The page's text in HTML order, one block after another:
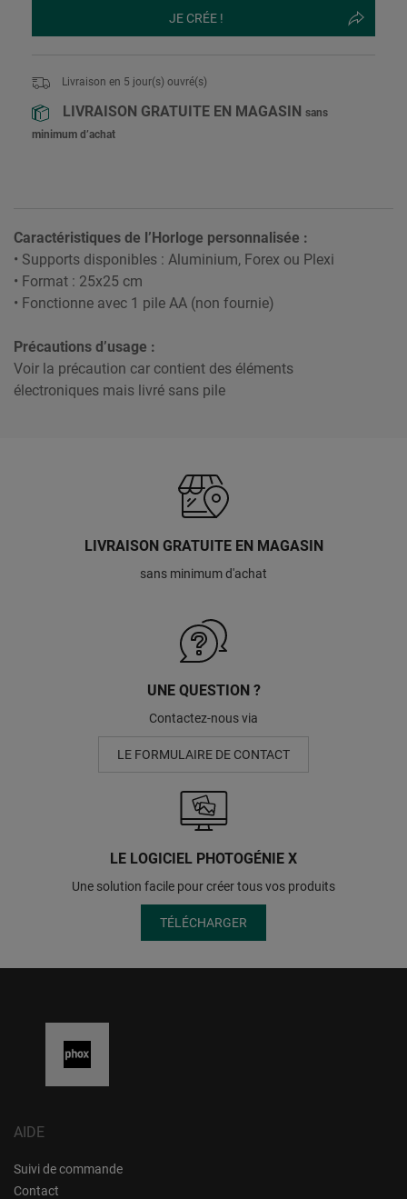
JE CRÉE !
Livraison en 5 jour(s) ouvré(s)
LIVRAISON GRATUITE EN MAGASIN sans
minimum d’achat
Caractéristiques de l’Horloge personnalisée :
• Supports disponibles : Aluminium, Forex ou Plexi
• Format : 25x25 cm
• Fonctionne avec 1 pile AA (non fournie)
Précautions d’usage :
Voir la précaution car contient des éléments
électroniques mais livré sans pile
LIVRAISON GRATUITE EN MAGASIN
sans minimum d'achat
UNE QUESTION ?
Contactez-nous via
LE FORMULAIRE DE CONTACT
LE LOGICIEL PHOTOGÉNIE X
Une solution facile pour créer tous vos produits
TÉLÉCHARGER
AIDE
Suivi de commande
Contact